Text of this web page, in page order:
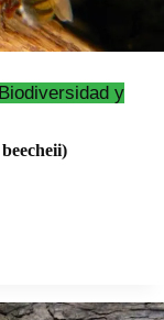
y